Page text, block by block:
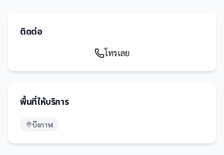
ติดต่อ
โทรเลย
พื้นที่ให้บริการ
บึงกาฬ